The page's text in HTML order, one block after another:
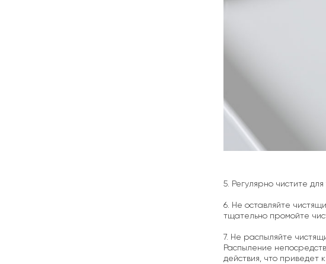
5. Регулярно чистите
6. Не оставляйте
тщательно промойте
7. Не распыляйте
Распыление
действия, что приведет